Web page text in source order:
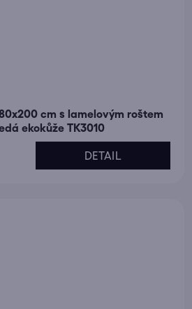
cm s lamelovým roštem
ekokůže TK3010
DETAIL